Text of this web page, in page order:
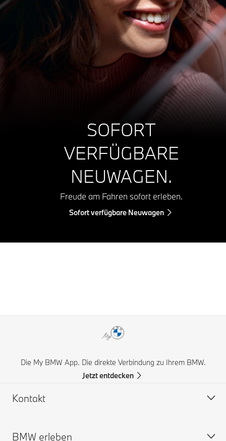
SOFORT
VERFÜGBARE
NEUWAGEN.
Freude am Fahren sofort erleben.
Sofort verfügbare Neuwagen
Die My BMW App. Die direkte Verbindung zu Ihrem BMW.
Jetzt entdecken
Kontakt
Hilfe & Kontakt
BMW erleben